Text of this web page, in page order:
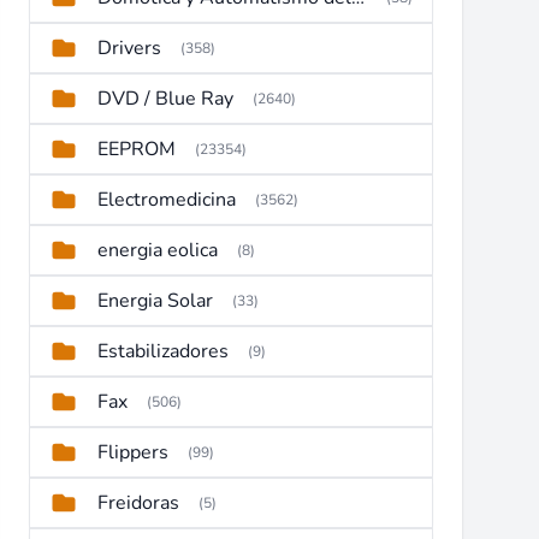
Drivers (358)
DVD / Blue Ray (2640)
EEPROM (23354)
Electromedicina (3562)
energia eolica (8)
Energia Solar (33)
Estabilizadores (9)
Fax (506)
Flippers (99)
Freidoras (5)